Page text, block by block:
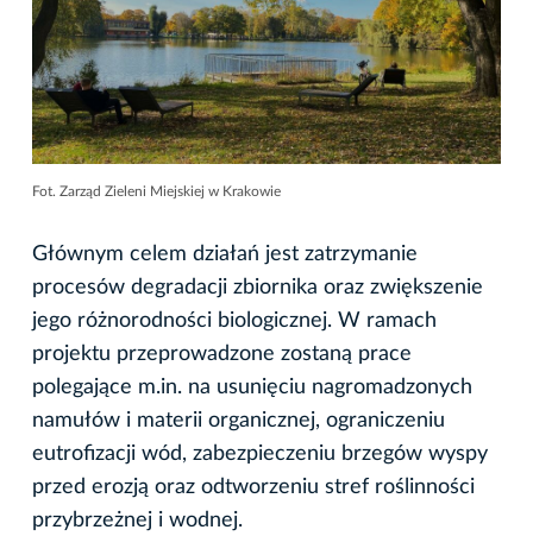
Fot. Zarząd Zieleni Miejskiej w Krakowie
Głównym celem działań jest zatrzymanie
procesów degradacji zbiornika oraz zwiększenie
jego różnorodności biologicznej. W ramach
projektu przeprowadzone zostaną prace
polegające m.in. na usunięciu nagromadzonych
namułów i materii organicznej, ograniczeniu
eutrofizacji wód, zabezpieczeniu brzegów wyspy
przed erozją oraz odtworzeniu stref roślinności
przybrzeżnej i wodnej.